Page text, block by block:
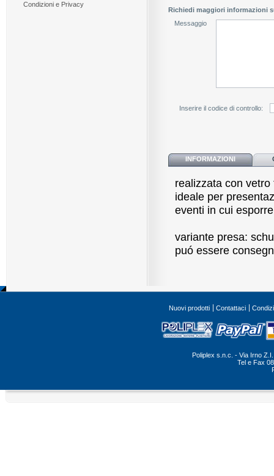
Condizioni e Privacy
Richiedi maggiori informazioni
Messaggio
Inserire il codice di controllo:
INFORMAZIONI
realizzata con
ideale per
eventi in cui
variante presa:
puó essere
Nuovi prodotti Contattaci
Poliplex s.n.c. - Via Irno
Tel e Fax